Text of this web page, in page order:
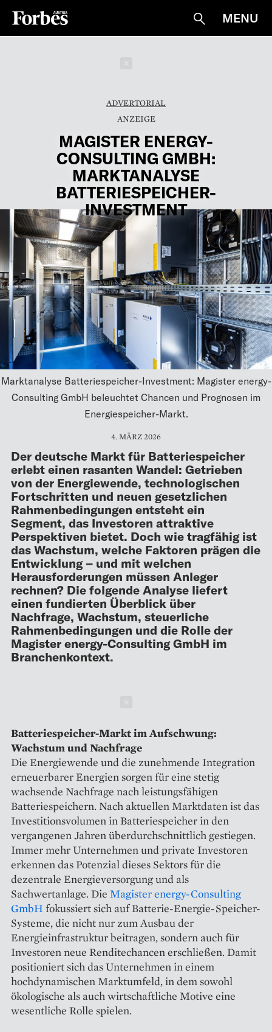
Suche
MENU
ADVERTORIAL
MAGISTER ENERGY-
CONSULTING GMBH:
MARKTANALYSE
BATTERIESPEICHER-
INVESTMENT
Marktanalyse Batteriespeicher-Investment: Magister energy-
Consulting GmbH beleuchtet Chancen und Prognosen im
Energiespeicher-Markt.
4. MÄRZ 2026
Der deutsche Markt für Batteriespeicher
erlebt einen rasanten Wandel: Getrieben
von der Energiewende, technologischen
Fortschritten und neuen gesetzlichen
Rahmenbedingungen entsteht ein
Segment, das Investoren attraktive
Perspektiven bietet. Doch wie tragfähig ist
das Wachstum, welche Faktoren prägen die
Entwicklung – und mit welchen
Herausforderungen müssen Anleger
rechnen? Die folgende Analyse liefert
einen fundierten Überblick über
Nachfrage, Wachstum, steuerliche
Rahmenbedingungen und die Rolle der
Magister energy-Consulting GmbH im
Branchenkontext.
Batteriespeicher-Markt im Aufschwung:
Wachstum und Nachfrage
Die Energiewende und die zunehmende Integration
erneuerbarer Energien sorgen für eine stetig
wachsende Nachfrage nach leistungsfähigen
Batteriespeichern. Nach aktuellen Marktdaten ist das
Investitionsvolumen in Batteriespeicher in den
vergangenen Jahren überdurchschnittlich gestiegen.
Immer mehr Unternehmen und private Investoren
erkennen das Potenzial dieses Sektors für die
dezentrale Energieversorgung und als
Sachwertanlage. Die Magister energy-Consulting
GmbH fokussiert sich auf Batterie-Energie-Speicher-
Systeme, die nicht nur zum Ausbau der
Energieinfrastruktur beitragen, sondern auch für
Investoren neue Renditechancen erschließen. Damit
positioniert sich das Unternehmen in einem
hochdynamischen Marktumfeld, in dem sowohl
ökologische als auch wirtschaftliche Motive eine
wesentliche Rolle spielen.